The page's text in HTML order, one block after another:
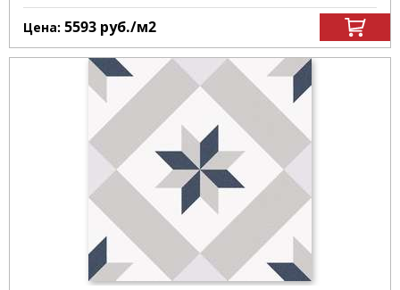
Цена: 5593 руб./м2